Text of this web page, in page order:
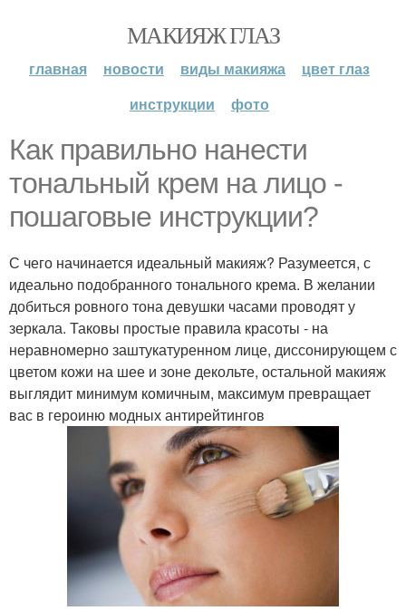
МАКИЯЖ ГЛАЗ
главная новости виды макияжа
цвет глаз
инструкции
фото
Как правильно нанести
тональный крем на лицо -
пошаговые инструкции?
С чего начинается идеальный макияж? Разумеется, с
идеально подобранного тонального крема. В желании
добиться ровного тона девушки часами проводят у
зеркала. Таковы простые правила красоты - на
неравномерно заштукатуренном лице, диссонирующем с
цветом кожи на шее и зоне декольте, остальной макияж
выглядит минимум комичным, максимум превращает
вас в героиню модных антирейтингов